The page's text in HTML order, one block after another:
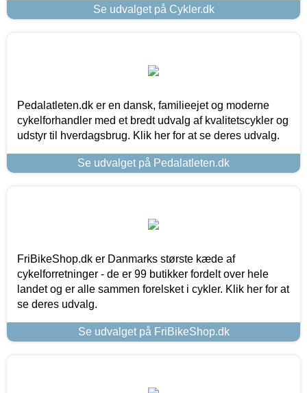
Se udvalget på Cykler.dk
Pedalatleten.dk er en dansk, familieejet og moderne
cykelforhandler med et bredt udvalg af kvalitetscykler og
udstyr til hverdagsbrug. Klik her for at se deres udvalg.
Se udvalget på Pedalatleten.dk
FriBikeShop.dk er Danmarks største kæde af
cykelforretninger - de er 99 butikker fordelt over hele
landet og er alle sammen forelsket i cykler. Klik her for at
se deres udvalg.
Se udvalget på FriBikeShop.dk